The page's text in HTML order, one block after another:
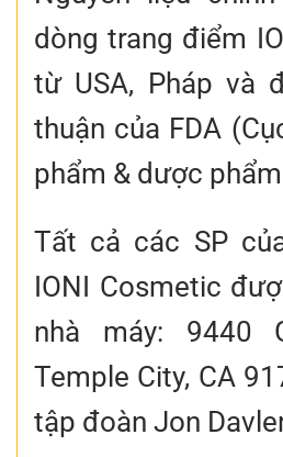
dòng trang điểm
từ USA, Pháp và
thuận của FDA
phẩm & dược
Tất cả các SP
IONI Cosmetic
nhà máy: 9440
Temple City, CA
tập đoàn Jon